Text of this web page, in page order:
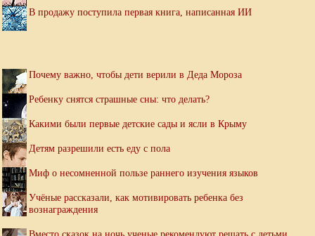
В продажу поступила первая книга, написанная ИИ
Почему важно, чтобы дети верили в Деда Мороза
Ребенку снятся страшные сны: что делать?
Какими были первые детские сады и ясли в Крыму
Детям разрешили есть еду с пола
Миф о несомненной пользе раннего изучения языков
Учёные рассказали, как мотивировать ребенка без
вознаграждения